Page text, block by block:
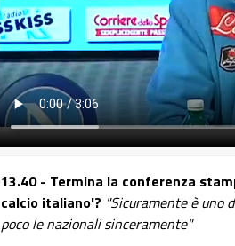
13.40 - Termina la conferenza
calcio italiano'? "Sicuramente è uno
poco le nazionali sinceramente"